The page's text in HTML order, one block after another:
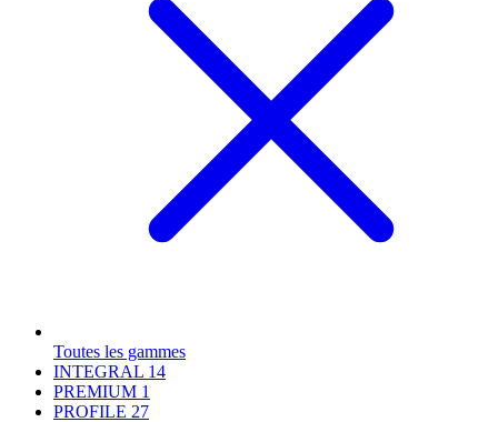
Toutes les gammes
INTEGRAL 14
PREMIUM 1
PROFILE 27